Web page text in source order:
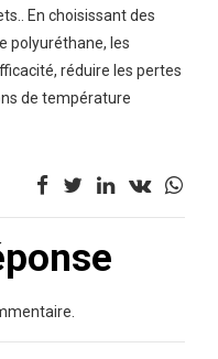
En choisissant des
polyuréthane, les
réduire les pertes
de température